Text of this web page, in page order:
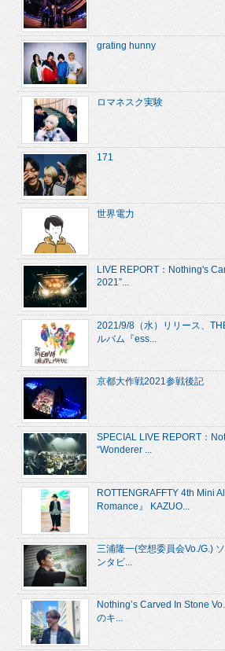
grating hunny
ロマネスク実験
171
世界電力
LIVE REPORT：Nothing's
2021”...
2021/9/8（水）リリース、
ルバム『ess...
京都大作戦2021参戦後記
SPECIAL LIVE REPORT：
“Wonderer ...
ROTTENGRAFFTY 4th Mini
Romance』 KAZUO...
三浦隆一(空想委員会Vo./G.)
ンタビ...
Nothing’s Carved In Stone
のキ...